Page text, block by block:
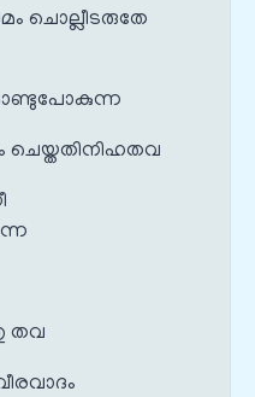
ചൊല്ലീടരുതേ
ചെയ്തതിനിഹതവ
തവ